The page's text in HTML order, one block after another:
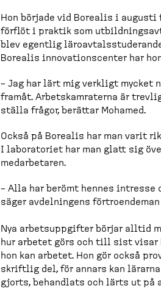
Hon började vid Borealis i augusti
förflöt i praktik som
blev egentlig
Borealis innova­tions­center har
– Jag har lärt mig verkligt mycket
framåt. Arbets­kam­raterna är
ställa frågor, berättar Mohamed.
Också på Borealis har man varit
I labora­toriet har man glatt sig
medarbetaren.
– Alla har berömt hennes
säger avdelningens förtro­endeman
Nya arbets­upp­gifter börjar alltid
hur arbetet görs och till sist visar
hon kan arbetet. Hon gör också
skriftlig del, för annars kan
gjorts, behandlats och lärts ut på